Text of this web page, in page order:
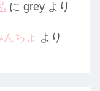
に grey より
んちょ より